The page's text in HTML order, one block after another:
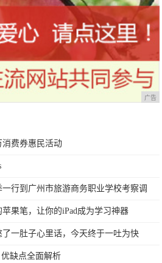
广告
消费券惠民活动
行到广州市旅游商务职业学校考察调
果笔，让你的iPad成为学习神器
一肚子心里话，今天终于一吐为快
缺点全面解析